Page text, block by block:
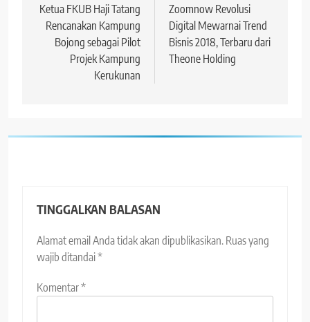
pos
Ketua FKUB Haji Tatang
Rencanakan Kampung
Bojong sebagai Pilot
Projek Kampung
Kerukunan
Zoomnow Revolusi
Digital Mewarnai Trend
Bisnis 2018, Terbaru dari
Theone Holding
TINGGALKAN BALASAN
Alamat email Anda tidak akan dipublikasikan. Ruas yang
wajib ditandai*
Komentar*